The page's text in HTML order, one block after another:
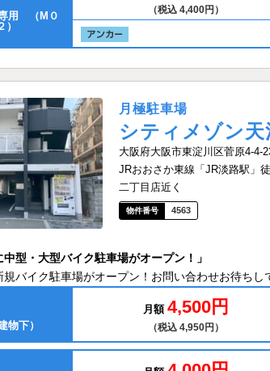
用 （M０
）
（税込 4,400円）
月極駐車場
シティメゾン天
大阪府大阪市東淀川区菅原4-4-
JRおおさか東線「JR淡路駅」
二丁目店近く
4563
中型・大型バイク駐車場がオープン！」
バイク駐車場がオープン！お問い合わせお待ちし
物下）
月額 4,500円
（税込 4,950円）